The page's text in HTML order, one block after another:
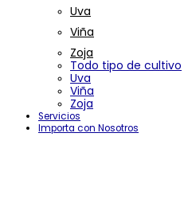
Uva
Viña
Zoja
Todo tipo de cultivo
Uva
Viña
Zoja
Servicios
Importa con Nosotros